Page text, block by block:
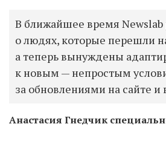
В ближайшее время Newslab
о людях, которые перешли
а теперь вынуждены
к новым — непростым
за обновлениями на сайте и
Анастасия Гнедчик